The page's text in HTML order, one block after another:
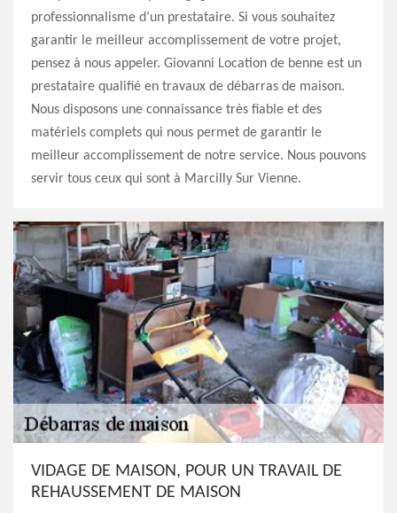
professionnalisme d’un prestataire. Si vous souhaitez
garantir le meilleur accomplissement de votre projet,
pensez à nous appeler. Giovanni Location de benne est un
prestataire qualifié en travaux de débarras de maison.
Nous disposons une connaissance très fiable et des
matériels complets qui nous permet de garantir le
meilleur accomplissement de notre service. Nous pouvons
servir tous ceux qui sont à Marcilly Sur Vienne.
VIDAGE DE MAISON, POUR UN TRAVAIL DE
REHAUSSEMENT DE MAISON